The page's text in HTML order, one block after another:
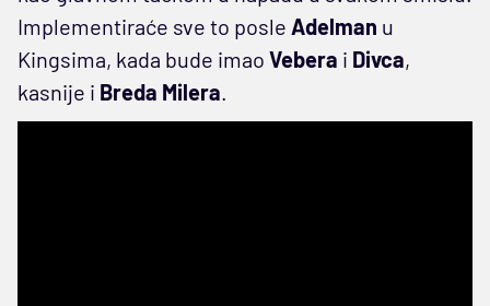
Implementiraće sve to posle Adelman u
Kingsima, kada bude imao Vebera i Divca,
kasnije i Breda Milera.